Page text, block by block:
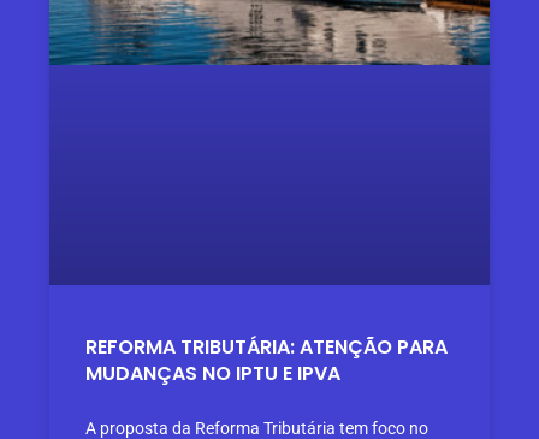
REFORMA TRIBUTÁRIA: ATENÇÃO PARA
MUDANÇAS NO IPTU E IPVA
A proposta da Reforma Tributária tem foco no